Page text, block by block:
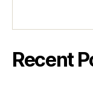
Recent